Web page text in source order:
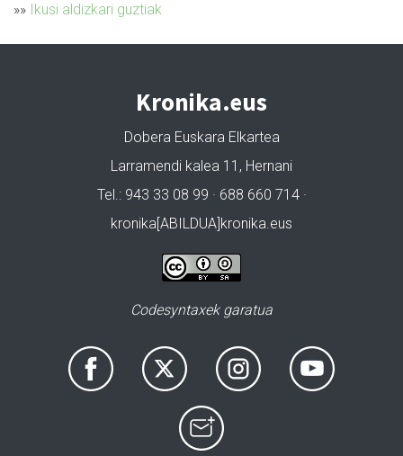
»» Ikusi aldizkari guztiak
Kronika.eus
Dobera Euskara Elkartea
Larramendi kalea 11, Hernani
Tel.: 943 33 08 99 · 688 660 714 ·
kronika[ABILDUA]kronika.eus
Codesyntaxek garatua